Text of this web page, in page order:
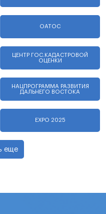
ОАТОС
ЦЕНТР ГОС.КАДАСТРОВОЙ
ОЦЕНКИ
НАЦПРОГРАММА РАЗВИТИЯ
ДАЛЬНЕГО ВОСТОКА
EXPO 2025
еще